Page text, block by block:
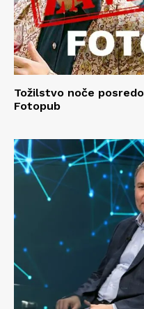
Tožilstvo noče
Fotopub